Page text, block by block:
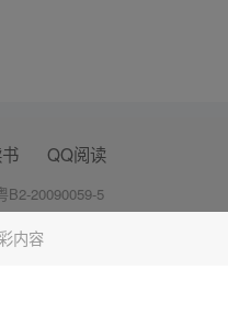
内容
QQ阅读
B2-20090059-5